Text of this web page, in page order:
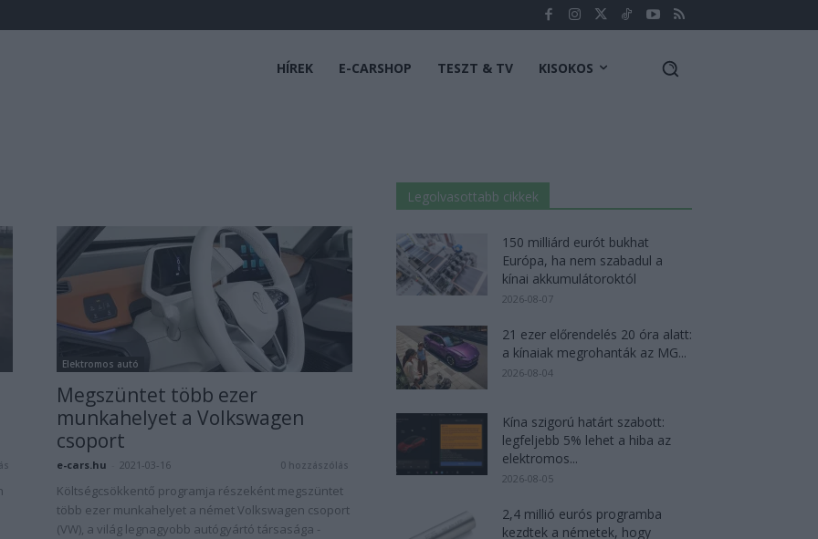
HÍREK E-CARSHOP TESZT & TV KISOKOS
Elektromos autó
Megszüntet több ezer
munkahelyet a Volkswagen
csoport
e-cars.hu 2021-03-16 0 hozzászólás
Költségcsökkentő programja részeként megszüntet
több ezer munkahelyet a német Volkswagen csoport
(VW), a világ legnagyobb autógyártó társasága -
Legolvasottabb cikkek
150 milliárd eurót bukhat
Európa, ha nem szabadul a
kínai akkumulátoroktól
2026-08-07
21 ezer előrendelés 20 óra alatt:
a kínaiak megrohanták az MG...
2026-08-04
Kína szigorú határt szabott:
legfeljebb 5% lehet a hiba az
elektromos...
2026-08-05
2,4 millió eurós programba
kezdtek a németek, hogy